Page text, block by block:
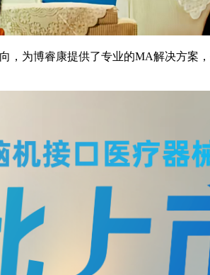
，为博睿康提供了专业的MA解决方案